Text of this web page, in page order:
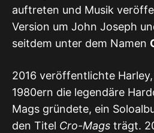
auftreten und Musik
Version um John Joseph
seitdem unter dem Namen
2016 veröffentlichte
1980ern die legendäre
Mags gründete, ein
den Titel Cro-Mags trägt.